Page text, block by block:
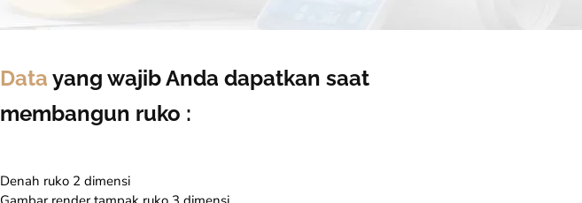
Data yang wajib Anda dapatkan saat
membangun ruko :
Denah ruko 2 dimensi